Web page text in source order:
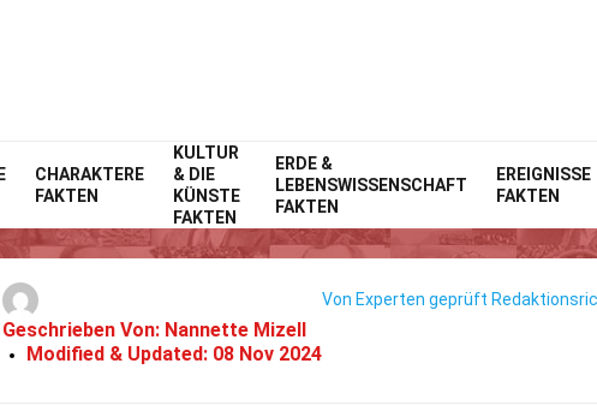
CHARAKTERE
FAKTEN
KULTUR
& DIE
KÜNSTE
FAKTEN
ERDE &
LEBENSWISSENSCHAFT
FAKTEN
EREIGNISSE
FAKTEN
Home Lebensstil
24 Fakten Über Den Unterlack
Geschrieben Von: Nannette Mizell
Modified & Updated: 08 Nov 2024
Von Experten geprüft